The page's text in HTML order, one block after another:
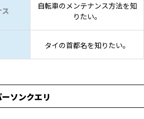
自転車のメンテナンス方法を知
りたい。
タイの首都名を知りたい。
ソンクエリ